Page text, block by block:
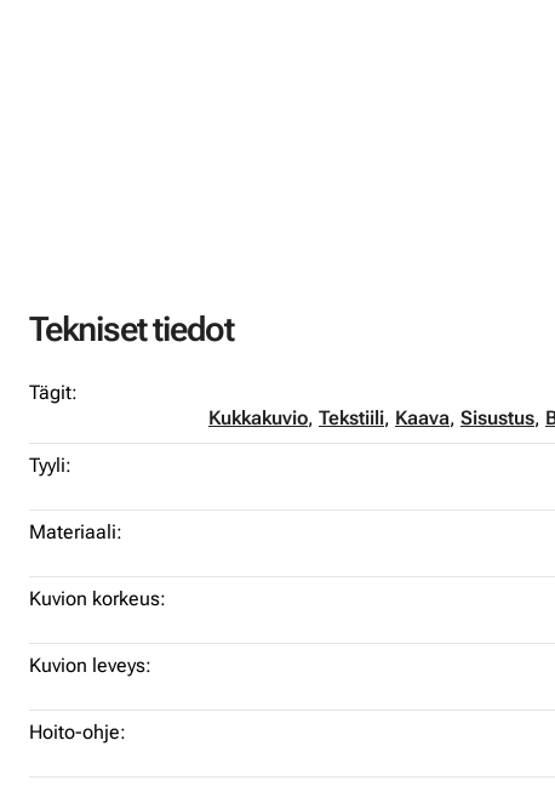
Tekniset tiedot
Tägit:
Kukkakuvio, Tekstiili, Kaava, Sisustus,
Tyyli:
Materiaali:
Kuvion korkeus:
Kuvion leveys:
Hoito-ohje: